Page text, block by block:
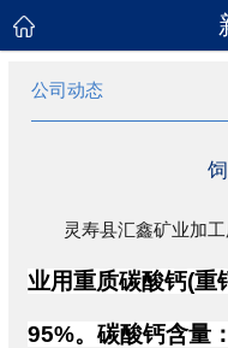
公司动态
灵寿县汇鑫矿业加
业用重质碳酸钙(重
95%。碳酸钙含量